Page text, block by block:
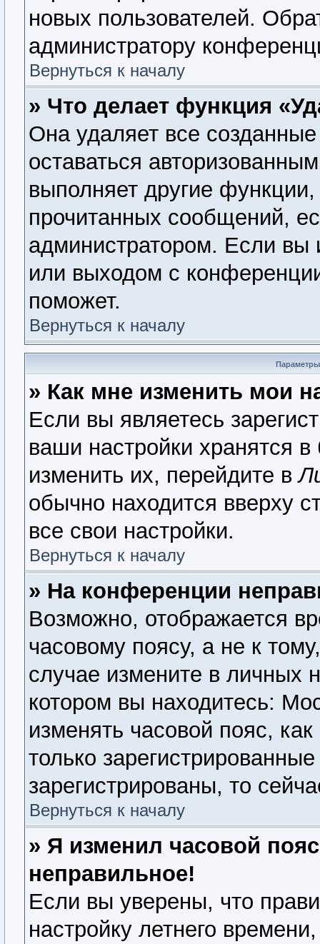
новых пользователей.
администратору
Вернуться к началу
» Что делает функция
Она удаляет все
оставаться
выполняет другие
прочитанных сообщений,
администратором. Если вы
или выходом с
поможет.
Вернуться к началу
Параметры
» Как мне изменить мои
Если вы являетесь
ваши настройки хранятся
изменить их, перейдите в
обычно находится вверху
все свои настройки.
Вернуться к началу
» На конференции
Возможно, отображается
часовому поясу, а не к
случае измените в личных
котором вы находитесь:
изменять часовой пояс,
только
зарегистрированы, то
Вернуться к началу
» Я изменил часовой
неправильное!
Если вы уверены, что
настройку летнего